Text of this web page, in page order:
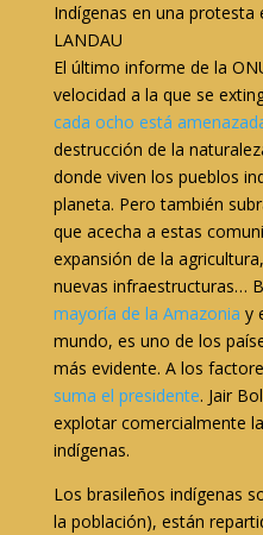
Indígenas en una protesta
LANDAU
El último informe de la
velocidad a la que se
cada ocho está
destrucción de la
donde viven los pueblos
planeta. Pero también
que acecha a estas
expansión de la
nuevas infraestructuras…
mayoría de la Amazonia y
mundo, es uno de los
más evidente. A los
suma el presidente. Jair
explotar comercialmente
indígenas.
Los brasileños indígenas
la población), están